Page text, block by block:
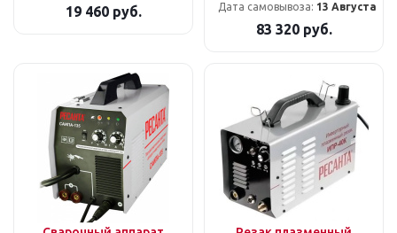
19 460руб. Дата самовывоза: 13 Августа
83 320руб.